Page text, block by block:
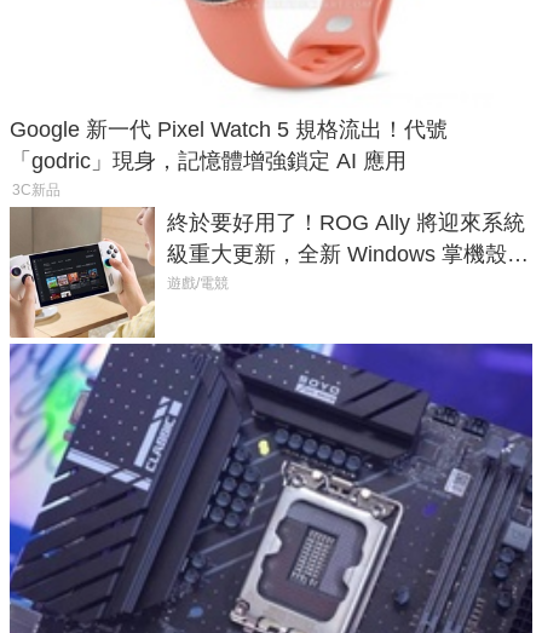
Google 新一代 Pixel Watch 5 規格流出！代號
「godric」現身，記憶體增強鎖定 AI 應用
3C新品
終於要好用了！ROG Ally 將迎來系統
級重大更新，全新 Windows 掌機殼模
式讓操作就像 Xbox 一樣順暢
遊戲/電競